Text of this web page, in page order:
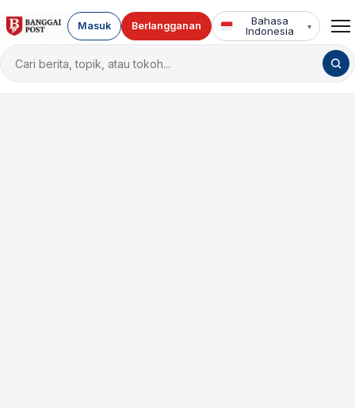
Cari
berita
Masuk Berlangganan
Bahasa
Indonesia
▾